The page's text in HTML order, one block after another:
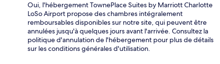
Oui, l'hébergement TownePlace Suites by Marriott Charlotte
LoSo Airport propose des chambres intégralement
remboursables disponibles sur notre site, qui peuvent être
annulées jusqu'à quelques jours avant l'arrivée. Consultez la
politique d'annulation de l'hébergement pour plus de détails
sur les conditions générales d'utilisation.